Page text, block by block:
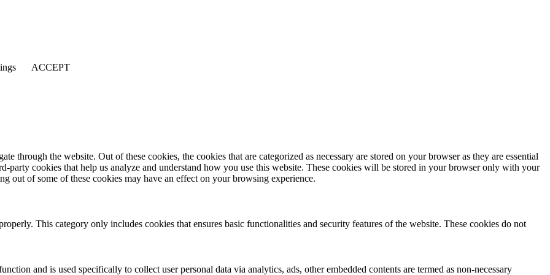
ACCEPT
through the website. Out of these cookies, the cookies that are categorized as necessary are stored on your browser as they are essential
party cookies that help us analyze and understand how you use this website. These cookies will be stored in your browser only with your
out of some of these cookies may have an effect on your browsing experience.
This category only includes cookies that ensures basic functionalities and security features of the website. These cookies do not
and is used specifically to collect user personal data via analytics, ads, other embedded contents are termed as non-necessary